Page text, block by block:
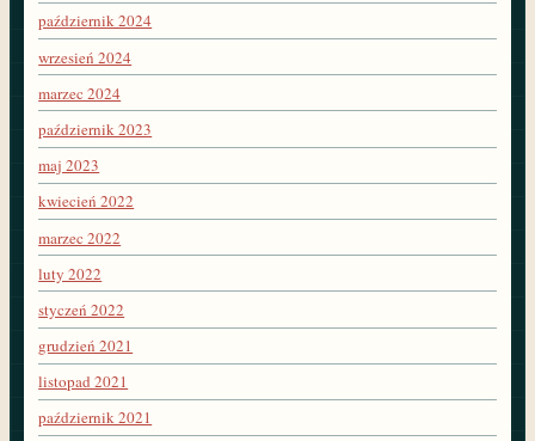
październik 2024
wrzesień 2024
marzec 2024
październik 2023
maj 2023
kwiecień 2022
marzec 2022
luty 2022
styczeń 2022
grudzień 2021
listopad 2021
październik 2021